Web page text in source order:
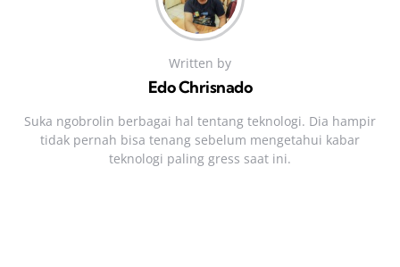
Written by
Edo Chrisnado
Suka ngobrolin berbagai hal tentang teknologi. Dia hampir
tidak pernah bisa tenang sebelum mengetahui kabar
teknologi paling gress saat ini.